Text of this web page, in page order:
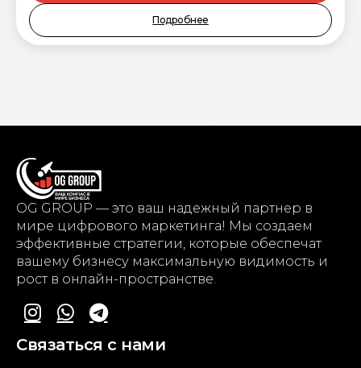
Подробнее
OG GROUP — это ваш надежный партнер в
мире цифрового маркетинга! Мы создаем
эффективные стратегии, которые обеспечат
вашему бизнесу максимальную видимость и
рост в онлайн-пространстве.
Связаться с нами